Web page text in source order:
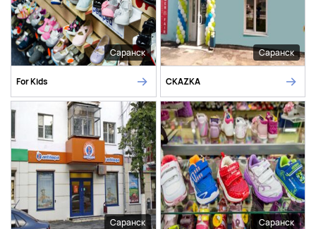
Саранск
For Kids
Саранск
СКАZКА
Саранск Саранск